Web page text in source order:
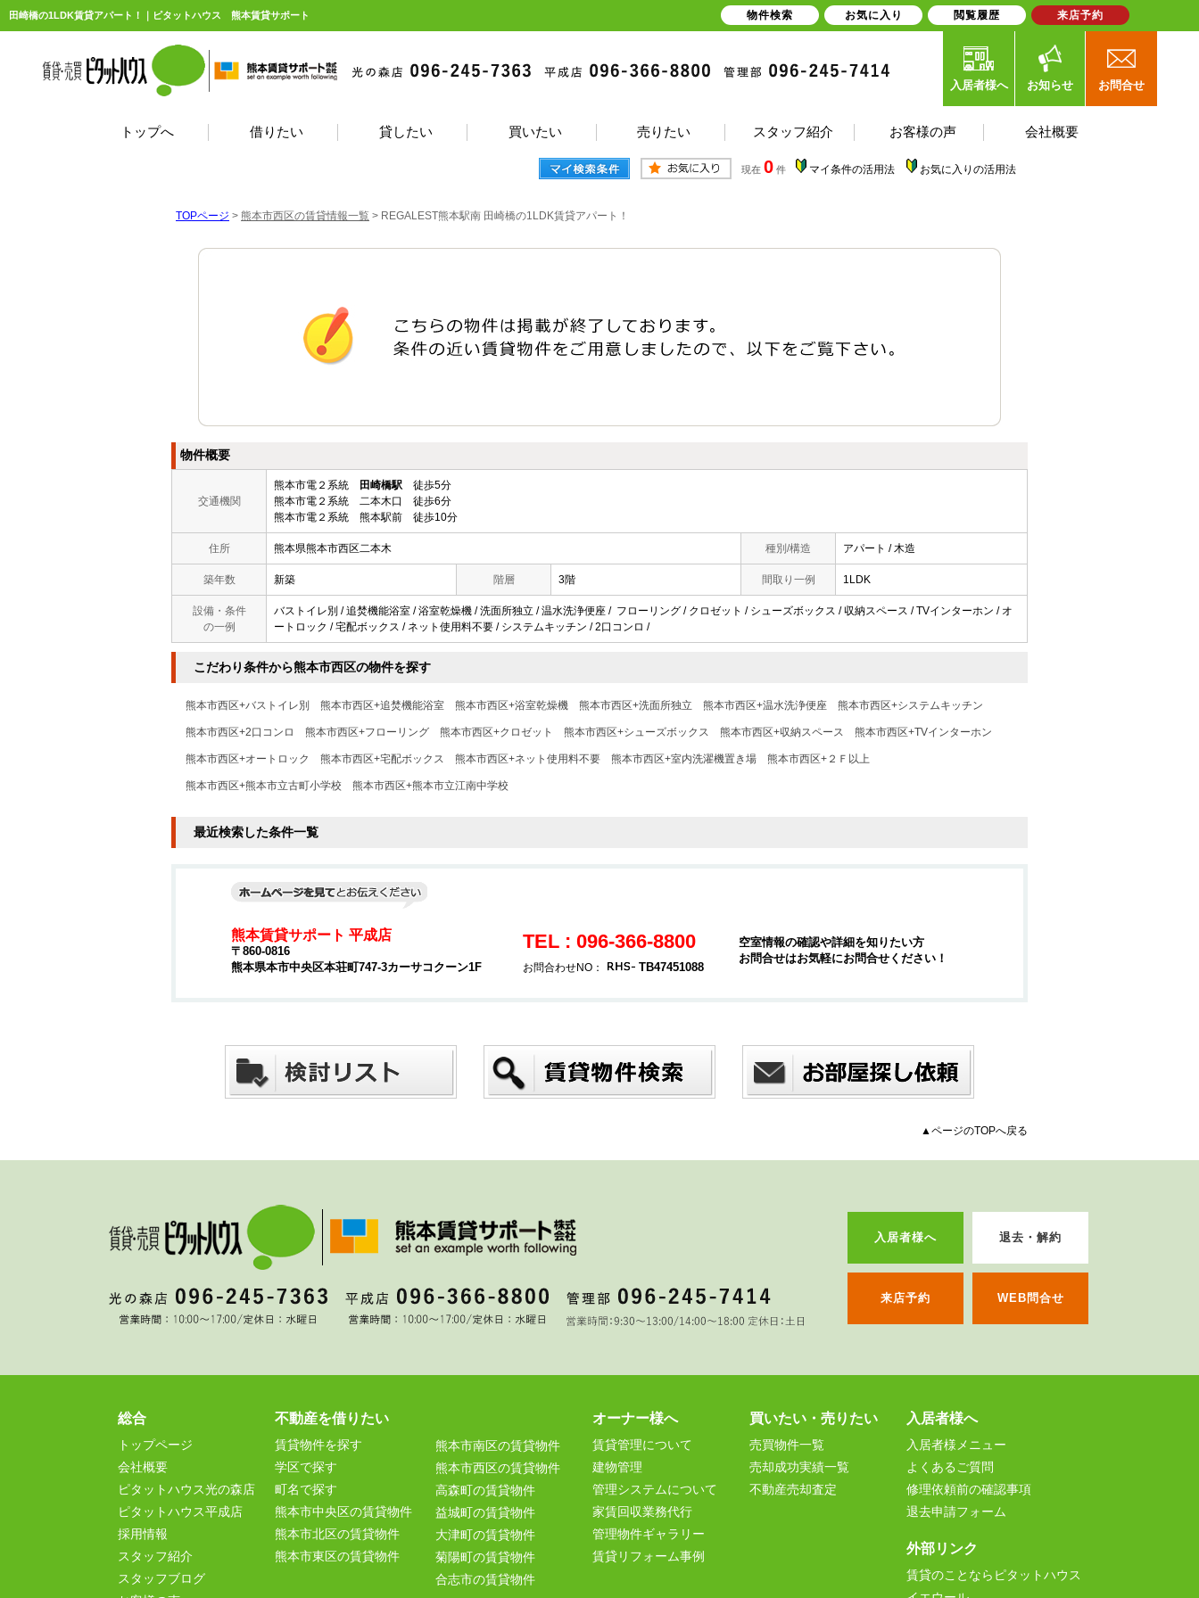
田崎橋の1LDK賃貸アパート！｜ピタットハウス 熊本賃貸サポート
入居者様へ お知らせ お問合せ
トップへ 借りたい 貸したい 買いたい 売りたい スタッフ紹介 お客様の声 会社概要
現在 0 件 マイ条件の活用法 お気に入りの活用法
TOPページ > 熊本市西区の賃貸情報一覧 > REGALEST熊本駅南 田崎橋の1LDK賃貸アパート！
物件概要
交通機関
熊本市電２系統 田崎橋駅 徒歩5分
熊本市電２系統 二本木口 徒歩6分
熊本市電２系統 熊本駅前 徒歩10分
住所 熊本県熊本市西区二本木 種別/構造 アパート / 木造
築年数 新築 階層 3階 間取り一例 1LDK
設備・条件
の一例
バストイレ別 / 追焚機能浴室 / 浴室乾燥機 / 洗面所独立 / 温水洗浄便座 / フローリング / クロゼット / シューズボックス / 収納スペース / TVインターホン / オ
ートロック / 宅配ボックス / ネット使用料不要 / システムキッチン / 2口コンロ /
こだわり条件から熊本市西区の物件を探す
熊本市西区+バストイレ別 熊本市西区+追焚機能浴室 熊本市西区+浴室乾燥機 熊本市西区+洗面所独立 熊本市西区+温水洗浄便座 熊本市西区+システムキッチン
熊本市西区+2口コンロ 熊本市西区+フローリング 熊本市西区+クロゼット 熊本市西区+シューズボックス 熊本市西区+収納スペース 熊本市西区+TVインターホン
熊本市西区+オートロック 熊本市西区+宅配ボックス 熊本市西区+ネット使用料不要 熊本市西区+室内洗濯機置き場 熊本市西区+２Ｆ以上
熊本市西区+熊本市立古町小学校 熊本市西区+熊本市立江南中学校
最近検索した条件一覧
熊本賃貸サポート 平成店
〒860-0816
熊本県本市中央区本荘町747-3カーサコクーン1F
TEL : 096-366-8800
お問合わせNO： TB47451088
空室情報の確認や詳細を知りたい方
お問合せはお気軽にお問合せください！
▲ページのTOPへ戻る
入居者様へ 退去・解約
来店予約 WEB問合せ
総合
トップページ
会社概要
ピタットハウス光の森店
ピタットハウス平成店
採用情報
スタッフ紹介
スタッフブログ
不動産を借りたい
賃貸物件を探す
学区で探す
町名で探す
熊本市中央区の賃貸物件
熊本市北区の賃貸物件
熊本市東区の賃貸物件
熊本市南区の賃貸物件
熊本市西区の賃貸物件
高森町の賃貸物件
益城町の賃貸物件
大津町の賃貸物件
菊陽町の賃貸物件
合志市の賃貸物件
オーナー様へ
賃貸管理について
建物管理
管理システムについて
家賃回収業務代行
管理物件ギャラリー
賃貸リフォーム事例
買いたい・売りたい
売買物件一覧
売却成功実績一覧
不動産売却査定
入居者様へ
入居者様メニュー
よくあるご質問
修理依頼前の確認事項
退去申請フォーム
外部リンク
賃貸のことならピタットハウス
物件検索 お気に入り 閲覧履歴 来店予約